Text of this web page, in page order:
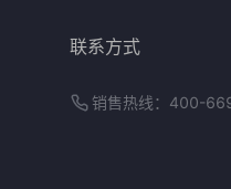
联系方式
销售热线：400-